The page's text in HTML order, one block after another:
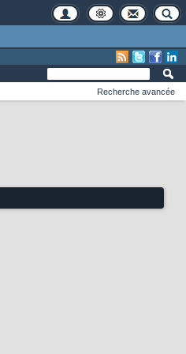
Recherche avancée